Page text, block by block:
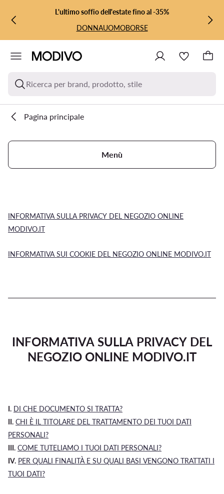
VAI AL CONTENUTO PRINCIPALE
VAI ALLA RICERCAL'ultimo soffio dell'estate fino al -35%
DONNAUOMOBORSE
Ricerca per brand, prodotto, stile
Pagina principale
Menù
INFORMATIVA SULLA PRIVACY DEL NEGOZIO ONLINE
MODIVO.IT
INFORMATIVA SUI COOKIE DEL NEGOZIO ONLINE MODIVO.IT
INFORMATIVA SULLA PRIVACY DEL
NEGOZIO ONLINE MODIVO.IT
I. DI CHE DOCUMENTO SI TRATTA?
II. CHI È IL TITOLARE DEL TRATTAMENTO DEI TUOI DATI
PERSONALI?
III. COME TUTELIAMO I TUOI DATI PERSONALI?
IV. PER QUALI FINALITÀ E SU QUALI BASI VENGONO TRATTATI I
TUOI DATI?